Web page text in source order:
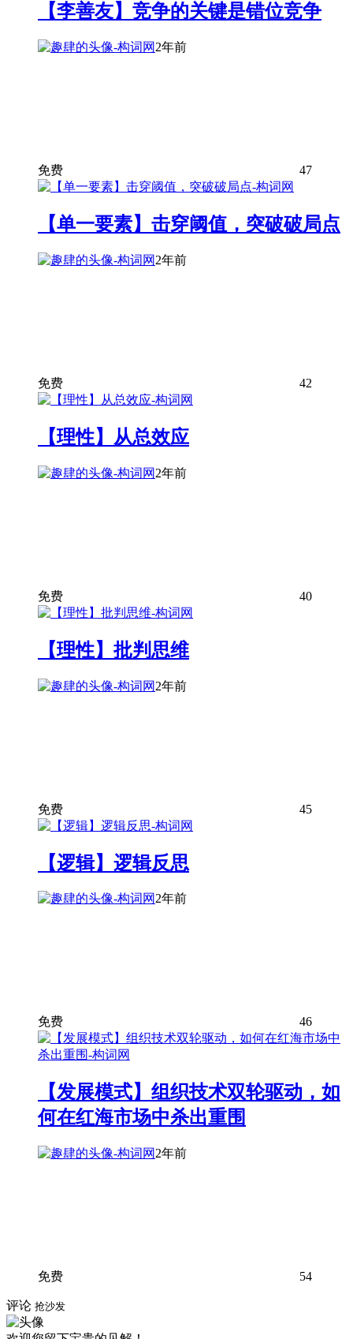
【李善友】竞争的关键是错位竞争
2年前
免费 47
【单一要素】击穿阈值，突破破局点
2年前
免费 42
【理性】从总效应
2年前
免费 40
【理性】批判思维
2年前
免费 45
【逻辑】逻辑反思
2年前
免费 46
【发展模式】组织技术双轮驱动，如
何在红海市场中杀出重围
2年前
免费 54
评论 抢沙发